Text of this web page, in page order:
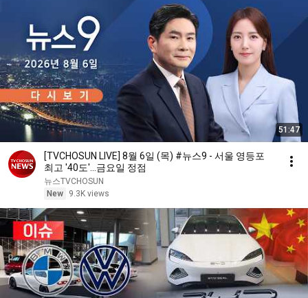
51:47
[TVCHOSUN LIVE] 8월 6일 (목) #뉴스9 - 서울 영등포
최고 '40도'…금요일 정점
뉴스TVCHOSUN
New
9.3K views